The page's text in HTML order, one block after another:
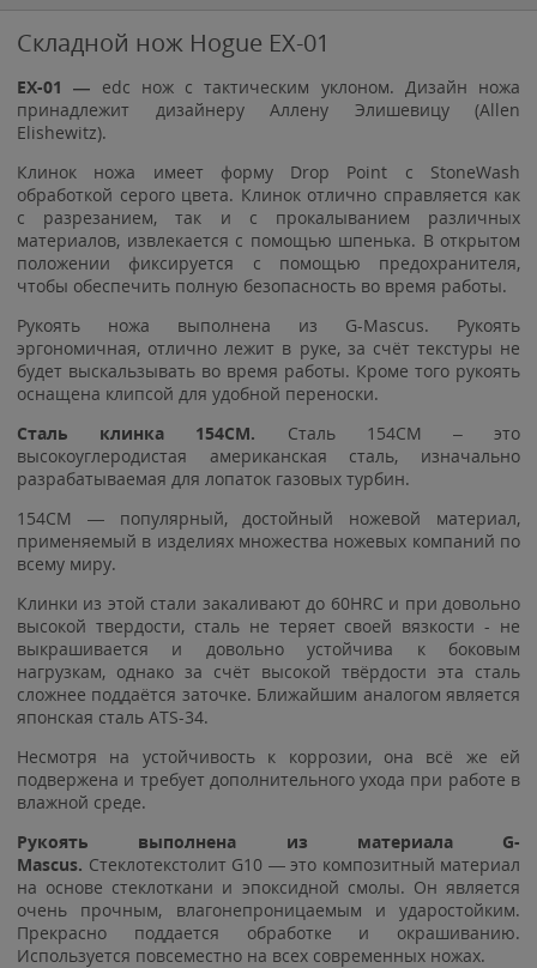
Складной нож Hogue EX-01
EX-01 — edc нож с тактическим уклоном. Дизайн ножа
принадлежит дизайнеру Аллену Элишевицу (Allen
Elishewitz).
Клинок ножа имеет форму Drop Point с StoneWash
обработкой серого цвета. Клинок отлично справляется как
с разрезанием, так и с прокалыванием различных
материалов, извлекается с помощью шпенька. В открытом
положении фиксируется с помощью предохранителя,
чтобы обеспечить полную безопасность во время работы.
Рукоять ножа выполнена из G-Mascus. Рукоять
эргономичная, отлично лежит в руке, за счёт текстуры не
будет выскальзывать во время работы. Кроме того рукоять
оснащена клипсой для удобной переноски.
Сталь клинка 154CM. Сталь 154CM – это
высокоуглеродистая американская сталь, изначально
разрабатываемая для лопаток газовых турбин.
154CM — популярный, достойный ножевой материал,
применяемый в изделиях множества ножевых компаний по
всему миру.
Клинки из этой стали закаливают до 60HRC и при довольно
высокой твердости, сталь не теряет своей вязкости - не
выкрашивается и довольно устойчива к боковым
нагрузкам, однако за счёт высокой твёрдости эта сталь
сложнее поддаётся заточке. Ближайшим аналогом является
японская сталь ATS-34.
Несмотря на устойчивость к коррозии, она всё же ей
подвержена и требует дополнительного ухода при работе в
влажной среде.
Рукоять выполнена из материала G-
Mascus. Стеклотекстолит G10 — это композитный материал
на основе стеклоткани и эпоксидной смолы. Он является
очень прочным, влагонепроницаемым и ударостойким.
Прекрасно поддается обработке и окрашиванию.
Используется повсеместно на всех современных ножах.